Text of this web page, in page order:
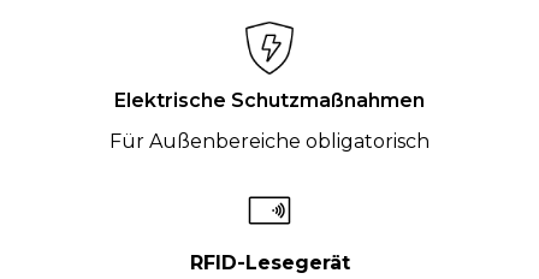
Elektrische Schutzmaßnahmen
Für Außenbereiche obligatorisch
RFID-Lesegerät